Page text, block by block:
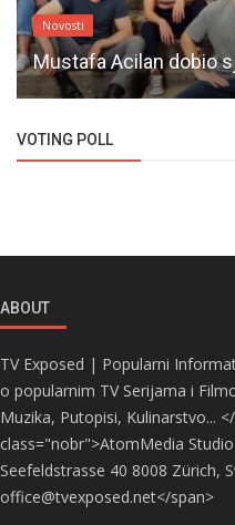
Novosti
Mustafa Acilan dobio
VOTING POLL
ABOUT
TV Exposed | Popularni
o popularnim TV Serijama i
Muzika, Putopisi, Kulinarstvo...
class="nobr">AtomMedia
Seefeldstrasse 40 8008 Zürich,
office@tvexposed.net</span>